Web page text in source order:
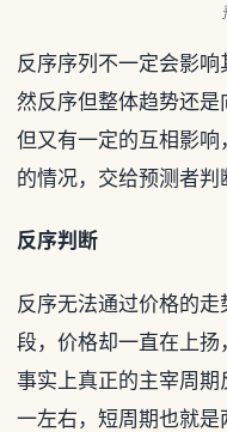
反序序列不一定会影
然反序但整体趋势还是
但又有一定的互相影
的情况，交给预测者判
反序判断
反序无法通过价格的
段，价格却一直在上
事实上真正的主宰周
一左右，短周期也就是